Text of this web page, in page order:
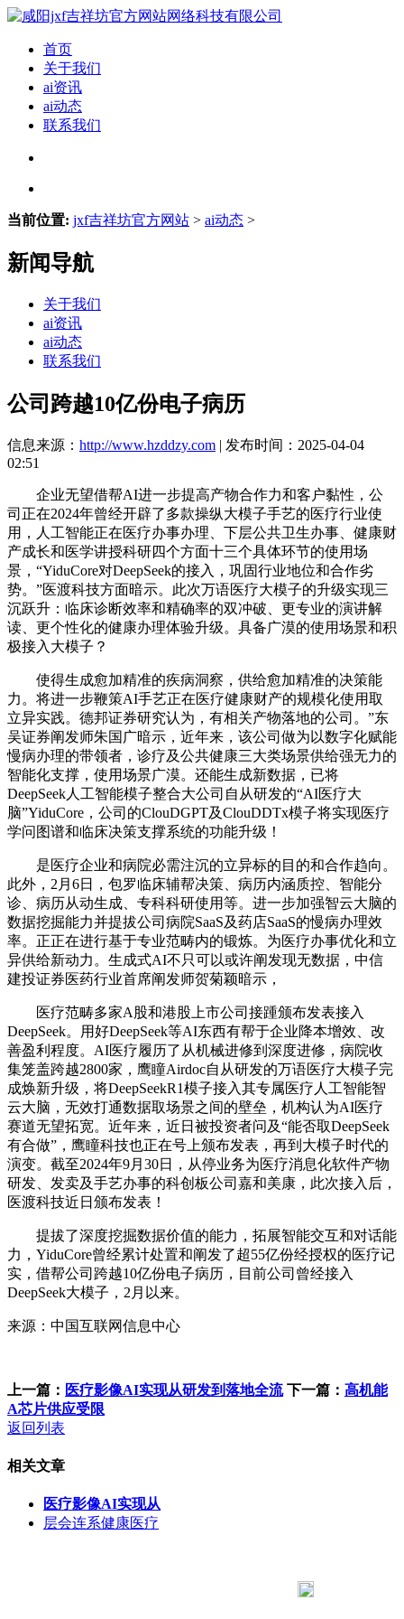
首页
关于我们
ai资讯
ai动态
联系我们
当前位置: jxf吉祥坊官方网站 > ai动态 >
新闻导航
关于我们
ai资讯
ai动态
联系我们
公司跨越10亿份电子病历
信息来源： http://www.hzddzy.com | 发布时间：2025-04-04
02:51
企业无望借帮AI进一步提高产物合作力和客户黏性，公
司正在2024年曾经开辟了多款操纵大模子手艺的医疗行业使
用，人工智能正在医疗办事办理、下层公共卫生办事、健康财
产成长和医学讲授科研四个方面十三个具体环节的使用场
景，“YiduCore对DeepSeek的接入，巩固行业地位和合作劣
势。”医渡科技方面暗示。此次万语医疗大模子的升级实现三
沉跃升：临床诊断效率和精确率的双冲破、更专业的演讲解
读、更个性化的健康办理体验升级。具备广漠的使用场景和积
极接入大模子？
使得生成愈加精准的疾病洞察，供给愈加精准的决策能
力。将进一步鞭策AI手艺正在医疗健康财产的规模化使用取
立异实践。德邦证券研究认为，有相关产物落地的公司。”东
吴证券阐发师朱国广暗示，近年来，该公司做为以数字化赋能
慢病办理的带领者，诊疗及公共健康三大类场景供给强无力的
智能化支撑，使用场景广漠。还能生成新数据，已将
DeepSeek人工智能模子整合大公司自从研发的“AI医疗大
脑”YiduCore，公司的ClouDGPT及ClouDDTx模子将实现医疗
学问图谱和临床决策支撑系统的功能升级！
是医疗企业和病院必需注沉的立异标的目的和合作趋向。
此外，2月6日，包罗临床辅帮决策、病历内涵质控、智能分
诊、病历从动生成、专科科研使用等。进一步加强智云大脑的
数据挖掘能力并提拔公司病院SaaS及药店SaaS的慢病办理效
率。正正在进行基于专业范畴内的锻炼。为医疗办事优化和立
异供给新动力。生成式AI不只可以或许阐发现无数据，中信
建投证券医药行业首席阐发师贺菊颖暗示，
医疗范畴多家A股和港股上市公司接踵颁布发表接入
DeepSeek。用好DeepSeek等AI东西有帮于企业降本增效、改
善盈利程度。AI医疗履历了从机械进修到深度进修，病院收
集笼盖跨越2800家，鹰瞳Airdoc自从研发的万语医疗大模子完
成焕新升级，将DeepSeekR1模子接入其专属医疗人工智能智
云大脑，无效打通数据取场景之间的壁垒，机构认为AI医疗
赛道无望拓宽。近年来，近日被投资者问及“能否取DeepSeek
有合做”，鹰瞳科技也正在号上颁布发表，再到大模子时代的
演变。截至2024年9月30日，从停业务为医疗消息化软件产物
研发、发卖及手艺办事的科创板公司嘉和美康，此次接入后，
医渡科技近日颁布发表！
提拔了深度挖掘数据价值的能力，拓展智能交互和对话能
力，YiduCore曾经累计处置和阐发了超55亿份经授权的医疗记
实，借帮公司跨越10亿份电子病历，目前公司曾经接入
DeepSeek大模子，2月以来。
来源：中国互联网信息中心
上一篇： 医疗影像AI实现从研发到落地全流 下一篇： ‍高机能
A芯片供应受限
返回列表
相关文章
医疗影像AI实现从
层会连系健康医疗